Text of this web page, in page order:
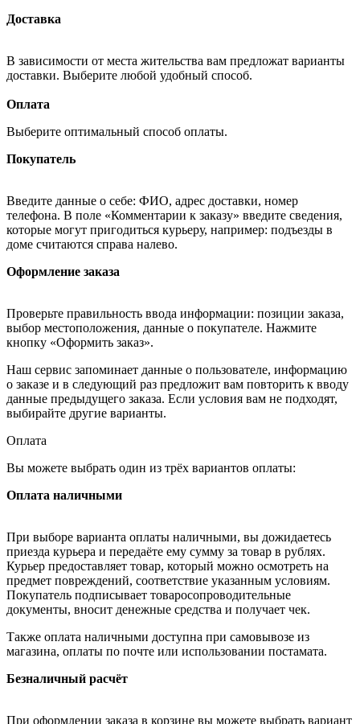
Доставка
В зависимости от места жительства вам предложат варианты
доставки. Выберите любой удобный способ.
Оплата
Выберите оптимальный способ оплаты.
Покупатель
Введите данные о себе: ФИО, адрес доставки, номер
телефона. В поле «Комментарии к заказу» введите сведения,
которые могут пригодиться курьеру, например: подъезды в
доме считаются справа налево.
Оформление заказа
Проверьте правильность ввода информации: позиции заказа,
выбор местоположения, данные о покупателе. Нажмите
кнопку «Оформить заказ».
Наш сервис запоминает данные о пользователе, информацию
о заказе и в следующий раз предложит вам повторить к вводу
данные предыдущего заказа. Если условия вам не подходят,
выбирайте другие варианты.
Оплата
Вы можете выбрать один из трёх вариантов оплаты:
Оплата наличными
При выборе варианта оплаты наличными, вы дожидаетесь
приезда курьера и передаёте ему сумму за товар в рублях.
Курьер предоставляет товар, который можно осмотреть на
предмет повреждений, соответствие указанным условиям.
Покупатель подписывает товаросопроводительные
документы, вносит денежные средства и получает чек.
Также оплата наличными доступна при самовывозе из
магазина, оплаты по почте или использовании постамата.
Безналичный расчёт
При оформлении заказа в корзине вы можете выбрать вариант